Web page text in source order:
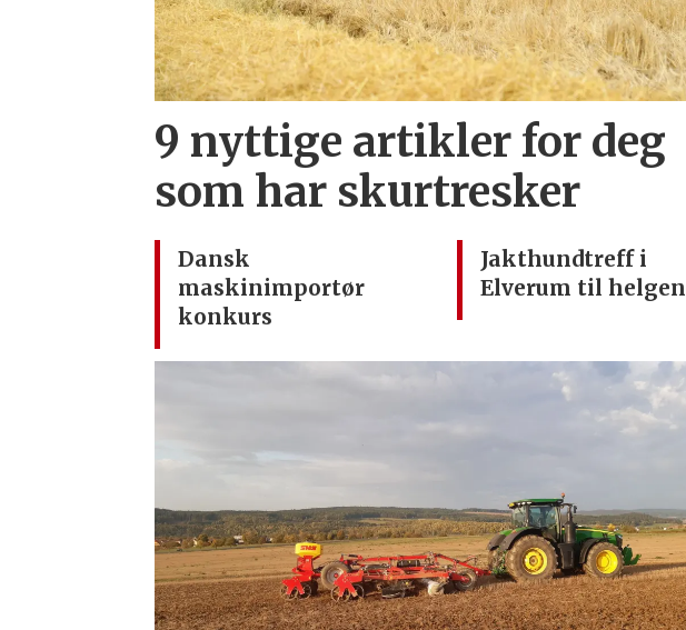
9 nyttige artikler for deg
som har skurtresker
Dansk
maskinimportør
konkurs
Jakthundtreff i
Elverum til helgen